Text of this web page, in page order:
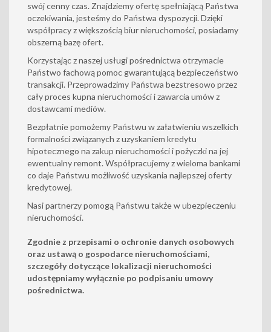
swój cenny czas. Znajdziemy ofertę spełniającą Państwa
oczekiwania, jesteśmy do Państwa dyspozycji. Dzięki
współpracy z większością biur nieruchomości, posiadamy
obszerną bazę ofert.
Korzystając z naszej usługi pośrednictwa otrzymacie
Państwo fachową pomoc gwarantującą bezpieczeństwo
transakcji. Przeprowadzimy Państwa bezstresowo przez
cały proces kupna nieruchomości i zawarcia umów z
dostawcami mediów.
Bezpłatnie pomożemy Państwu w załatwieniu wszelkich
formalności związanych z uzyskaniem kredytu
hipotecznego na zakup nieruchomości i pożyczki na jej
ewentualny remont. Współpracujemy z wieloma bankami
co daje Państwu możliwość uzyskania najlepszej oferty
kredytowej.
Nasi partnerzy pomogą Państwu także w ubezpieczeniu
nieruchomości.
Zgodnie z przepisami o ochronie danych osobowych
oraz ustawą o gospodarce nieruchomościami,
szczegóły dotyczące lokalizacji nieruchomości
udostępniamy wyłącznie po podpisaniu umowy
pośrednictwa.